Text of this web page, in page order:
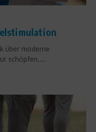
über moderne
schöpfen....